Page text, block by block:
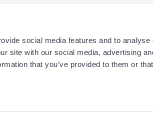
social media features and to analyse
site with our social media, advertising
that you’ve provided to them or that
Menu
footer
Newsletters aus den Boutiquen